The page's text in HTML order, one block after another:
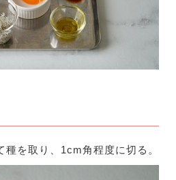
を取り、1cm角程度に切る。